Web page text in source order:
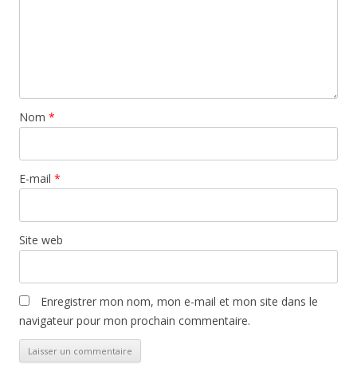
Nom *
E-mail *
Site web
Enregistrer mon nom, mon e-mail et mon site dans le
navigateur pour mon prochain commentaire.